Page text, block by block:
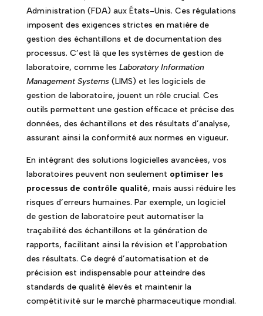
Administration (FDA) aux États-Unis. Ces régulations
imposent des exigences strictes en matière de
gestion des échantillons et de documentation des
processus. C’est là que les systèmes de gestion de
laboratoire, comme les Laboratory Information
Management Systems(LIMS) et les logiciels de
gestion de laboratoire, jouent un rôle crucial. Ces
outils permettent une gestion efficace et précise des
données, des échantillons et des résultats d’analyse,
assurant ainsi la conformité aux normes en vigueur.
En intégrant des solutions logicielles avancées, vos
laboratoires peuvent non seulement optimiser les
processus de contrôle qualité, mais aussi réduire les
risques d’erreurs humaines. Par exemple, un logiciel
de gestion de laboratoire peut automatiser la
traçabilité des échantillons et la génération de
rapports, facilitant ainsi la révision et l’approbation
des résultats. Ce degré d’automatisation et de
précision est indispensable pour atteindre des
standards de qualité élevés et maintenir la
compétitivité sur le marché pharmaceutique mondial.